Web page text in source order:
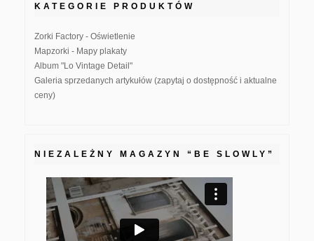
KATEGORIE PRODUKTÓW
Zorki Factory - Oświetlenie
Mapzorki - Mapy plakaty
Album "Lo Vintage Detail"
Galeria sprzedanych artykułów (zapytaj o dostępność i aktualne
ceny)
NIEZALEŻNY MAGAZYN “BE SLOWLY”